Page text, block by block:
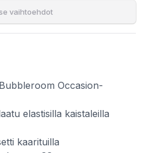
vaihtoehdot
Occasion-
elastisilla kaistaleilla
kaarituilla